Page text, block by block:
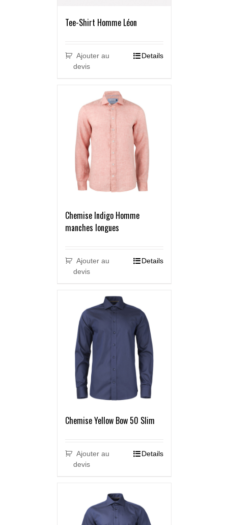
Tee-Shirt Homme Léon
Ajouter au
devis
Details
Chemise Indigo Homme
manches longues
Ajouter au
devis
Details
Chemise Yellow Bow 50 Slim
Ajouter au
devis
Details